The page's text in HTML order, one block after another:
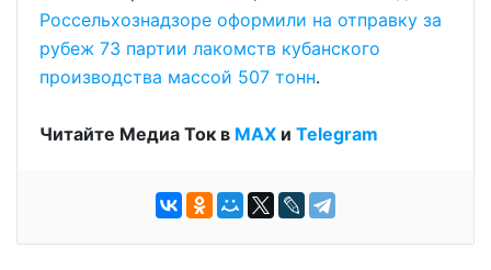
Россельхознадзоре оформили на отправку за
рубеж 73 партии лакомств кубанского
производства массой 507 тонн.
Читайте Медиа Ток в МАХ и Telegram